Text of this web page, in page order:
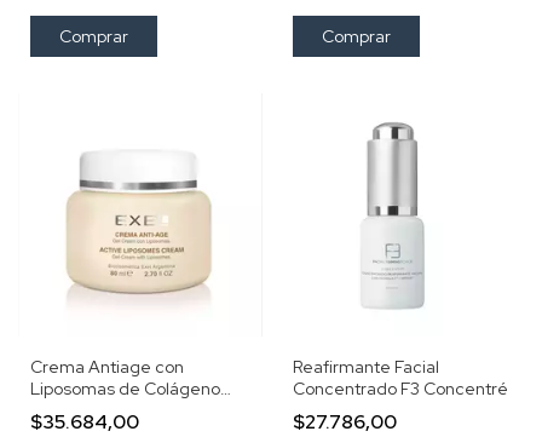
Crema Antiage con
Liposomas de Colágeno
Elastina y Vitaminas A, E y C
$35.684,00
Reafirmante Facial
Concentrado F3 Concentré
$27.786,00